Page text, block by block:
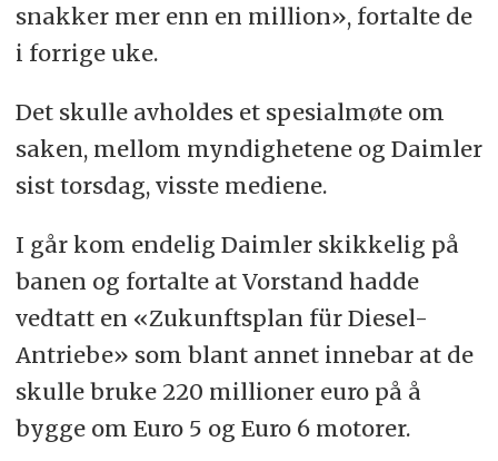
snakker mer enn en million», fortalte de
i forrige uke.
Det skulle avholdes et spesialmøte om
saken, mellom myndighetene og Daimler
sist torsdag, visste mediene.
I går kom endelig Daimler skikkelig på
banen og fortalte at Vorstand hadde
vedtatt en «Zukunftsplan für Diesel-
Antriebe» som blant annet innebar at de
skulle bruke 220 millioner euro på å
bygge om Euro 5 og Euro 6 motorer.